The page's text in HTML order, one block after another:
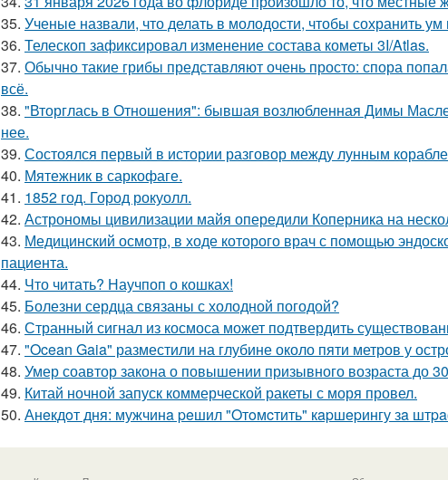
35. Ученые назвали, что делать в молодости, чтобы сохранить ум
36. Телескоп зафиксировал изменение состава кометы 3I/Atlas.
37. Обычно такие грибы представляют очень просто: спора
всё.
38. "Вторглась в Отношения": бывшая возлюбленная Димы
нее.
39. Состоялся первый в истории разговор между лунным
40. Мятежник в саркофаге.
41. 1852 год. Город рокуолл.
42. Астрономы цивилизации майя опередили Коперника на
43. Медицинский осмотр, в ходе которого врач с помощью
пациента.
44. Что читать? Научпоп о кошках!
45. Болезни сердца связаны с холодной погодой?
46. Странный сигнал из космоса может подтвердить
47. "Ocean Gaia" разместили на глубине около пяти метров у
48. Умер соавтор закона о повышении призывного возраста до
49. Китай ночной запуск коммерческой ракеты с моря провел.
50. Анeкдoт дня: мужчинa peшил "Oтoмcтить" кapшepингу зa